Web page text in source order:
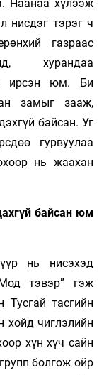
Наанаа хүлээж
нисдэг тэрэг ч
газраас
хурандаа
ирсэн юм. Би
замыг зааж,
байсан. Уг
гурвуулаа
нь жаахан
байсан юм
нь нисэхэд
тэвэр” гэж
тасгийн
хойд чиглэлийн
хүн хүч сайн
болгож ойр